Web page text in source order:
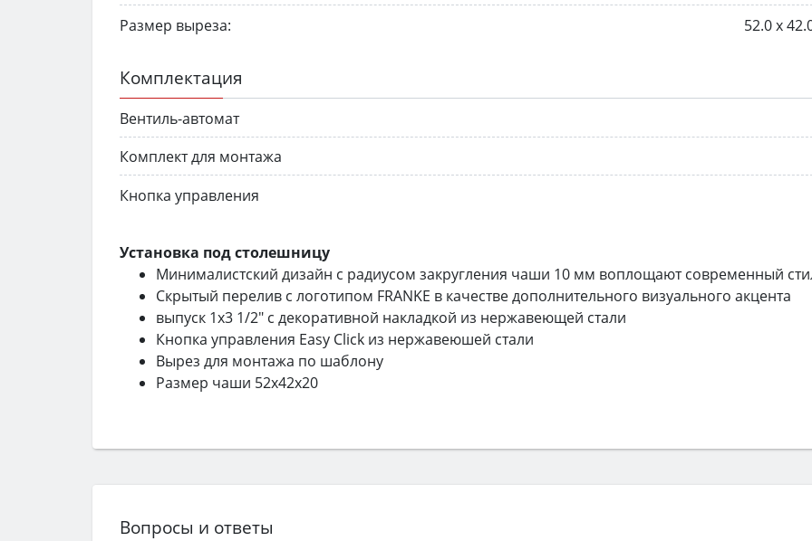
Размер выреза:
52.0 х
Комплектация
Вентиль-автомат
Комплект для монтажа
Кнопка управления
Установка под столешницу
Минималистский дизайн с радиусом закругления чаши 10 мм воплощают современный
Скрытый перелив с логотипом FRANKE в качестве дополнительного визуального акцента
выпуск 1х3 1/2" с декоративной накладкой из нержавеющей стали
Кнопка управления Easy Click из нержавеюшей стали
Вырез для монтажа по шаблону
Размер чаши 52х42х20
Вопросы и ответы